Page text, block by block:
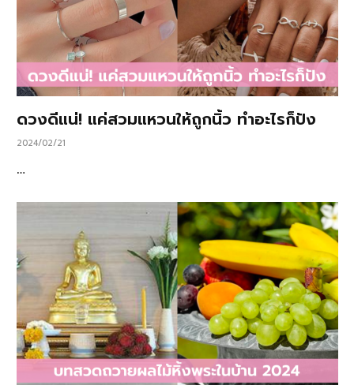
ดวงดีแน่! แค่สวมแหวนให้ถูกนิ้ว ทำอะไรก็ปัง
2024/02/21
…